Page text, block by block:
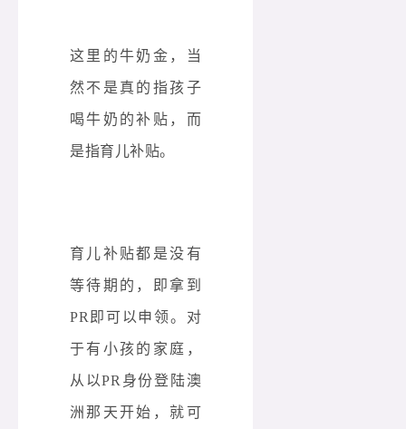
这里的牛奶金，当
然不是真的指孩子
喝牛奶的补贴，而
是指育儿补贴。
育儿补贴都是没有
等待期的，即拿到
PR即可以申领。对
于有小孩的家庭，
从以PR身份登陆澳
洲那天开始，就可